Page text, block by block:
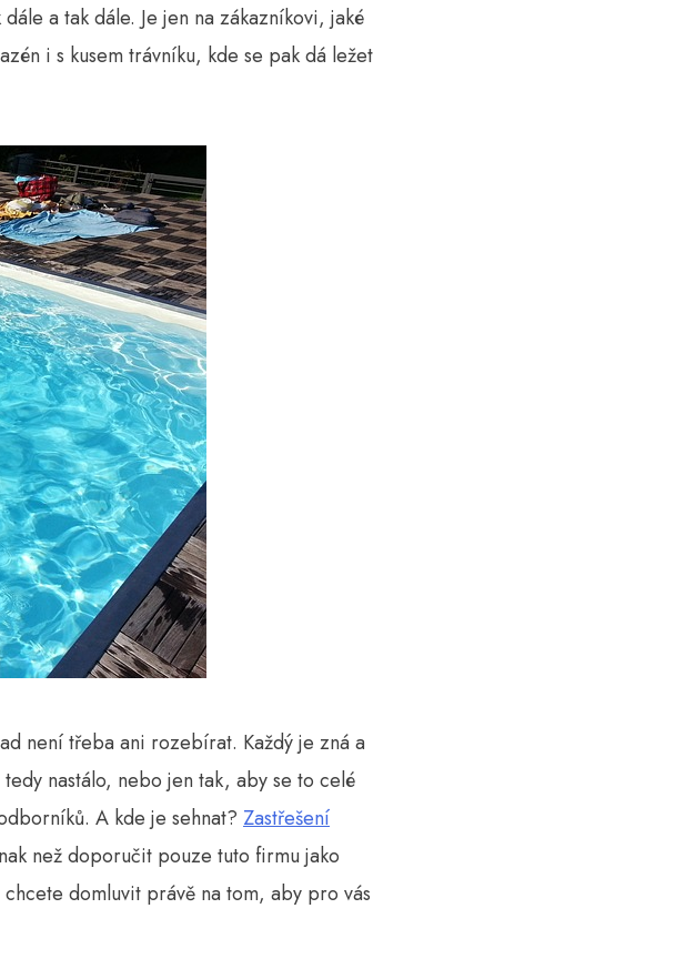
a tak dále. Je jen na zákazníkovi, jaké
i s kusem trávníku, kde se pak dá ležet
není třeba ani rozebírat. Každý je zná a
nastálo, nebo jen tak, aby se to celé
A kde je sehnat? Zastřešení
než doporučit pouze tuto firmu jako
domluvit právě na tom, aby pro vás